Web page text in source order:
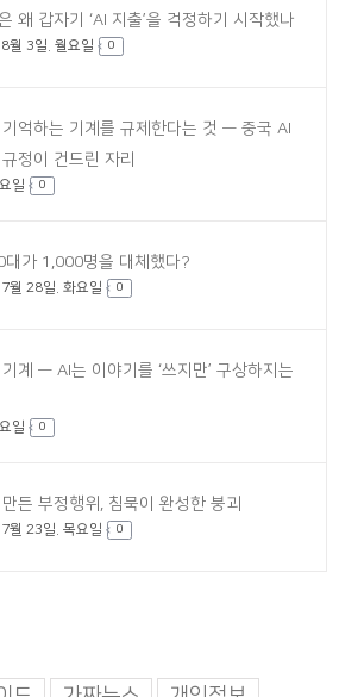
왜 갑자기 ‘AI 지출’을 걱정하기 시작했나
월 3일. 월요일 0
기억하는 기계를 규제한다는 것 — 중국 AI
정이 건드린 자리
일 0
대가 1,000명을 대체했다?
월 28일. 화요일 0
계 — AI는 이야기를 ‘쓰지만’ 구상하지는
일 0
든 부정행위, 침묵이 완성한 붕괴
월 23일. 목요일 0